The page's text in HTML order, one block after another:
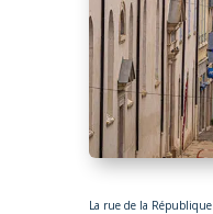
La rue de la République